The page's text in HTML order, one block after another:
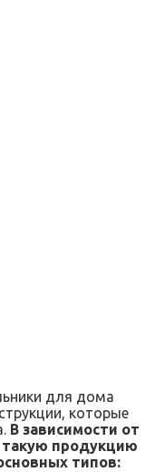
для дома
которые
В зависимости от
такую продукцию
типов: